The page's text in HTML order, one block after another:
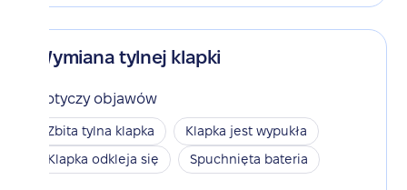
Wymiana tylnej klapki
Dotyczy objawów
Zbita tylna klapka
Klapka jest wypukła
Klapka odkleja się
Spuchnięta bateria